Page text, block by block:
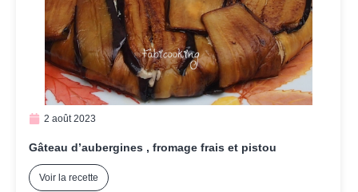
2 août 2023
Gâteau d’aubergines , fromage frais et pistou
Voir la recette